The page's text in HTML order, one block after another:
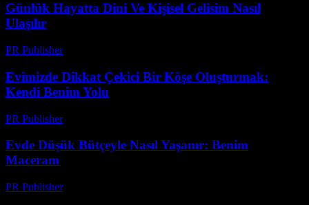
Günlük Hayatta Dini Ve Kişisel Gelisim Nasıl
Ulaşılır
PR Publisher-
Evimizde Dikkat Çekici Bir Köşe Oluşturmak:
Kendi Benim Yolu
PR Publisher-
Evde Düşük Bütçeyle Nasıl Yaşanır: Benim
Maceram
PR Publisher-